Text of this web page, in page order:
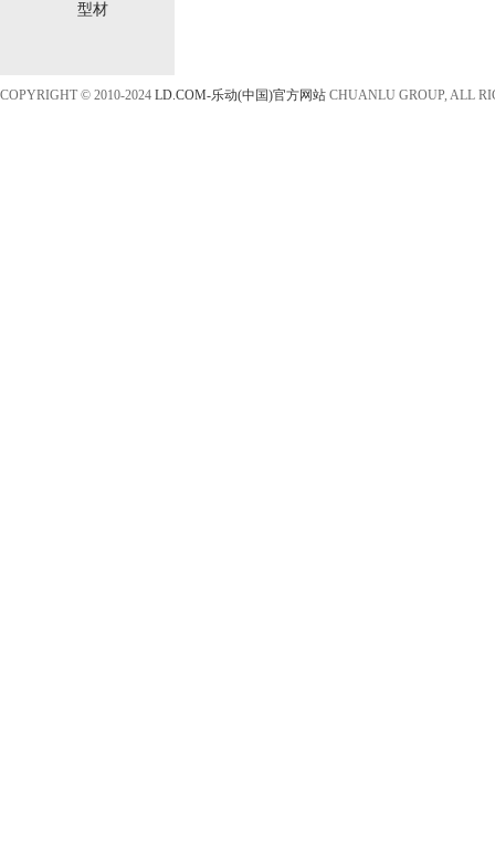
型材
COPYRIGHT © 2010-2024 LD.COM-乐动(中国)官方网站 CHUANLU GROUP, ALL